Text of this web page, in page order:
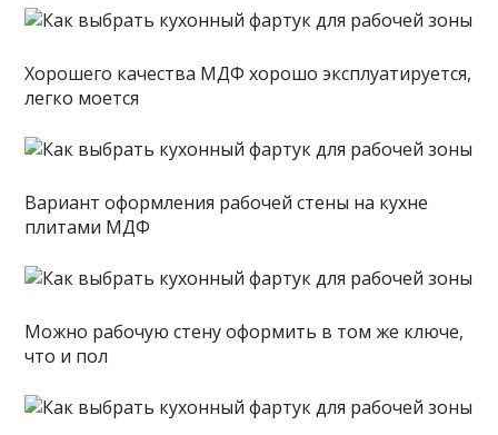
Хорошего качества МДФ хорошо эксплуатируется,
легко моется
Вариант оформления рабочей стены на кухне
плитами МДФ
Можно рабочую стену оформить в том же ключе,
что и пол